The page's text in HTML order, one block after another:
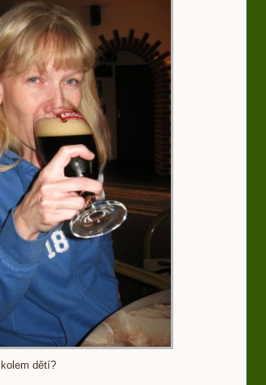
dětí?